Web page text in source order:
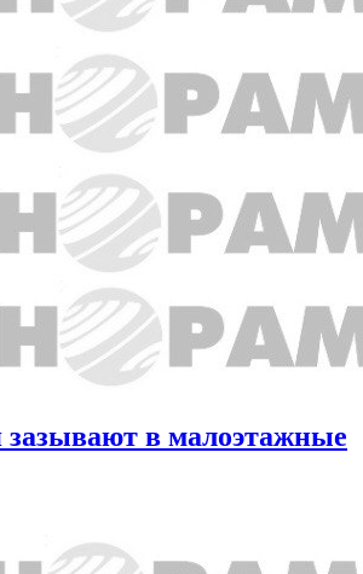
зазывают в малоэтажные